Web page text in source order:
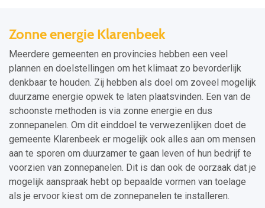
Zonne energie Klarenbeek
Meerdere gemeenten en provincies hebben een veel
plannen en doelstellingen om het klimaat zo bevorderlijk
denkbaar te houden. Zij hebben als doel om zoveel mogelijk
duurzame energie opwek te laten plaatsvinden. Een van de
schoonste methoden is via zonne energie en dus
zonnepanelen. Om dit einddoel te verwezenlijken doet de
gemeente Klarenbeek er mogelijk ook alles aan om mensen
aan te sporen om duurzamer te gaan leven of hun bedrijf te
voorzien van zonnepanelen. Dit is dan ook de oorzaak dat je
mogelijk aanspraak hebt op bepaalde vormen van toelage
als je ervoor kiest om de zonnepanelen te installeren.